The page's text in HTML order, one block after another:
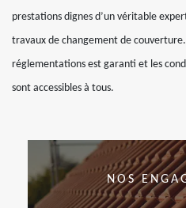
prestations dignes d’un véritable
travaux de changement de
réglementations est garanti et les
sont accessibles à tous.
NOS